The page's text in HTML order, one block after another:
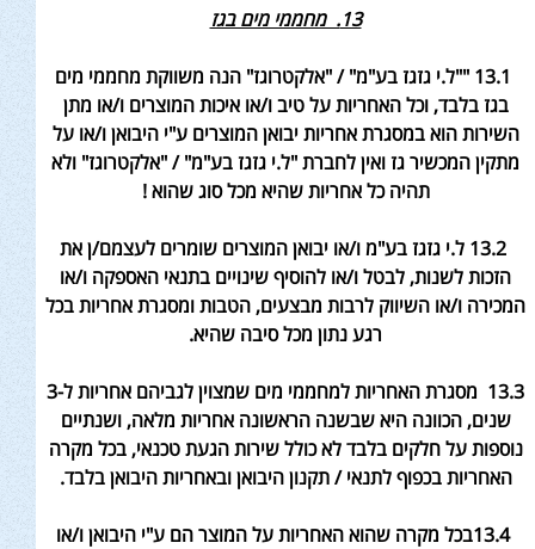
13. מחממי מים בגז
13.1 ""ל.י גזגז בע"מ" / "אלקטרוגז" הנה משווקת מחממי מים
בגז בלבד, וכל האחריות על טיב ו/או איכות המוצרים ו/או מתן
השירות הוא במסגרת אחריות יבואן המוצרים ע"י היבואן ו/או על
מתקין המכשיר גז ואין לחברת "ל.י גזגז בע"מ" / "אלקטרוגז" ולא
תהיה כל אחריות שהיא מכל סוג שהוא!
13.2 ל.י גזגז בע"מ ו/או יבואן המוצרים שומרים לעצמם/ן את
הזכות לשנות, לבטל ו/או להוסיף שינויים בתנאי האספקה ו/או
המכירה ו/או השיווק לרבות מבצעים, הטבות ומסגרת אחריות בכל
רגע נתון מכל סיבה שהיא.
13.3 מסגרת האחריות למחממי מים שמצוין לגביהם אחריות ל-3
שנים, הכוונה היא שבשנה הראשונה אחריות מלאה, ושנתיים
נוספות על חלקים בלבד לא כולל שירות הגעת טכנאי, בכל מקרה
האחריות בכפוף לתנאי / תקנון היבואן ובאחריות היבואן בלבד.
13.4בכל מקרה שהוא האחריות על המוצר הם ע"י היבואן ו/או